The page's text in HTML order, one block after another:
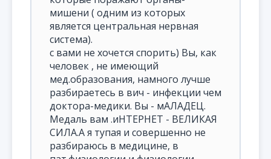
мишени ( одним из которых
является центральная нервная
система).
с вами не хочется спорить) Вы, как
человек , не имеющий
мед.образования, намного лучше
разбираетесь в вич - инфекции чем
доктора-медики. Вы - мАЛАДЕЦ.
Медаль вам .иНТЕРНЕТ - ВЕЛИКАЯ
СИЛА.А я тупая и совершенно не
разбираюсь в медицине, в